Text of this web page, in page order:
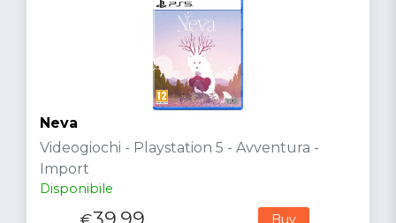
Neva
Videogiochi - Playstation 5 - Avventura -
Import
Disponibile
Buy